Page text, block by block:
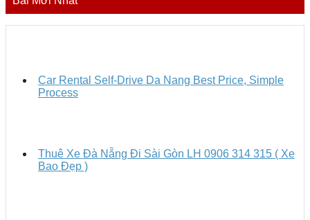
Car Rental Self-Drive Da Nang Best Price, Simple
Process
Thuê Xe Đà Nẵng Đi Sài Gòn LH 0906 314 315 ( Xe
Bao Đẹp )